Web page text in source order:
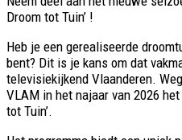
Droom tot Tuin’ !
Heb je een gerealiseerde
bent? Dit is je kans om dat
televisiekijkend Vlaanderen.
VLAM in het najaar van 2026
tot Tuin’.